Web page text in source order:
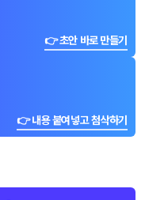
👉 초안 바로 만들기
👉 내용 붙여넣고 첨삭하기